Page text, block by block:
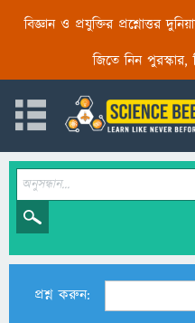
বিজ্ঞান ও প্রযুক্তির প্রশ্নোত্তর
জিতে নিন পুরস্কার,
প্রশ্ন করুন: